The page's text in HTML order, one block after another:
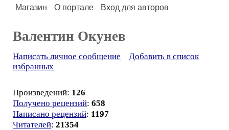
Магазин
О портале Вход для авторов
Валентин Окунев
Написать личное сообщение
Добавить в список
избранных
Произведений: 126
Получено рецензий: 658
Написано рецензий: 1197
Читателей: 21354